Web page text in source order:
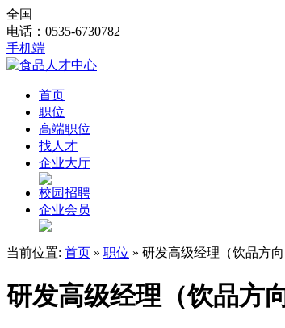
全国
电话：0535-6730782
手机端
首页
职位
高端职位
找人才
企业大厅
校园招聘
企业会员
当前位置: 首页 » 职位 » 研发高级经理（饮品方向
研发高级经理（饮品方向